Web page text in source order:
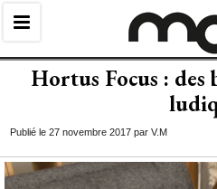
Hortus Focus :
Publié le 27 novembre 2017 par V.M